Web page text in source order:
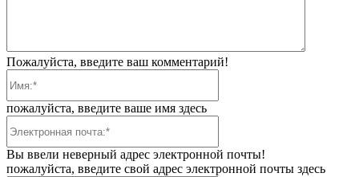
Пожалуйста, введите ваш комментарий!
пожалуйста, введите ваше имя здесь
Вы ввели неверный адрес электронной почты!
пожалуйста, введите свой адрес электронной почты здесь